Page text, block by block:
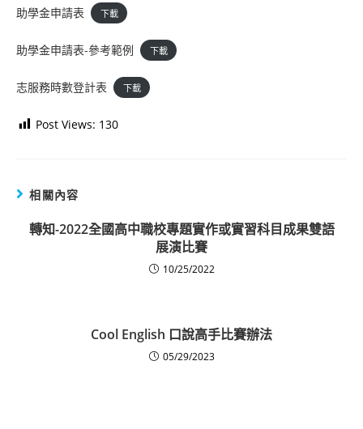
助學金申請表 下載
助學金申請表-參考範例 下載
志服務時數登計表 下載
Post Views: 130
相關內容
轉知-2022全國高中職校專題實作或實習科目成果雙語
展演比賽
10/25/2022
Cool English 口說高手比賽辦法
05/29/2023